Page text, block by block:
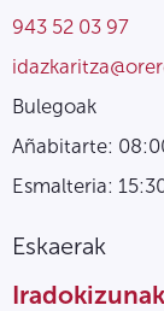
943 52 03 97
Bulegoak
Añabitarte:
Esmalteria:
Eskaerak
Iradokizunak